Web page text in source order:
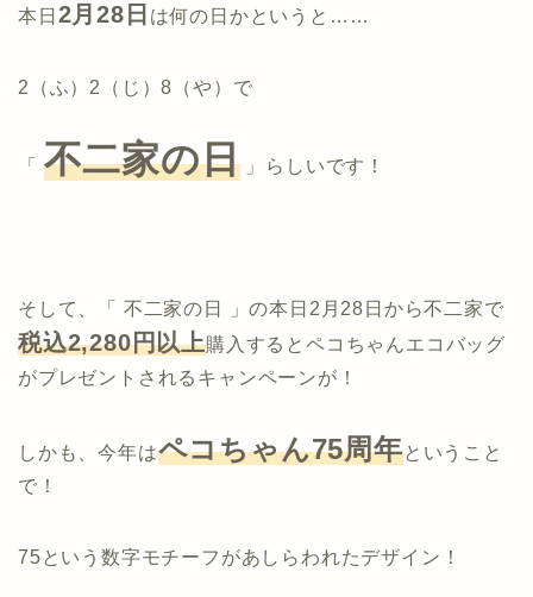
本日 2月28日 は何の日かというと……
2（ふ）2（じ）8（や）で
「 不二家の日」らしいです！
そして、「 不二家の日 」の本日2月28日から不二家で
税込2,280円以上購入するとペコちゃんエコバッグ
がプレゼントされるキャンペーンが！
しかも、今年はペコちゃん75周年ということ
で！
75という数字モチーフがあしらわれたデザイン！